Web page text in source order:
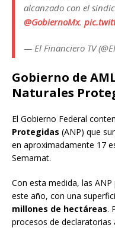
alcanzado con el
@GobiernoMx.
— El Financiero TV
Gobierno de
Naturales
El Gobierno Federal
Protegidas (ANP) que
en aproximadamente 17
Semarnat.
Con esta medida, las
este año, con una
millones de hectáreas.
procesos de